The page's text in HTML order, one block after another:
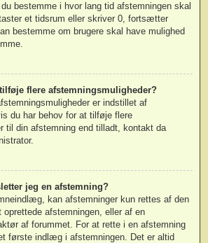
bestemme i hvor lang tid afstemningen skal
et tidsrum eller skriver 0, fortsætter
bestemme om brugere skal have mulighed
flere afstemningsmuligheder?
er indstillet af
du har behov for at tilføje flere
til din afstemning end tilladt, kontakt da
jeg en afstemning?
kan afstemninger kun rettes af den
oprettede afstemningen, eller af en
af forummet. For at rette i en afstemning
første indlæg i afstemningen. Det er altid